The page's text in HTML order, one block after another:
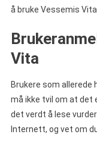
å bruke Vessemis Vita.
Vita
Brukere som
må ikke tvil om at det
det verdt å lese
Internett, og vet om